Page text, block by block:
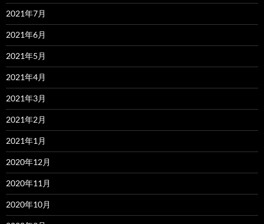
2021年7月
2021年6月
2021年5月
2021年4月
2021年3月
2021年2月
2021年1月
2020年12月
2020年11月
2020年10月